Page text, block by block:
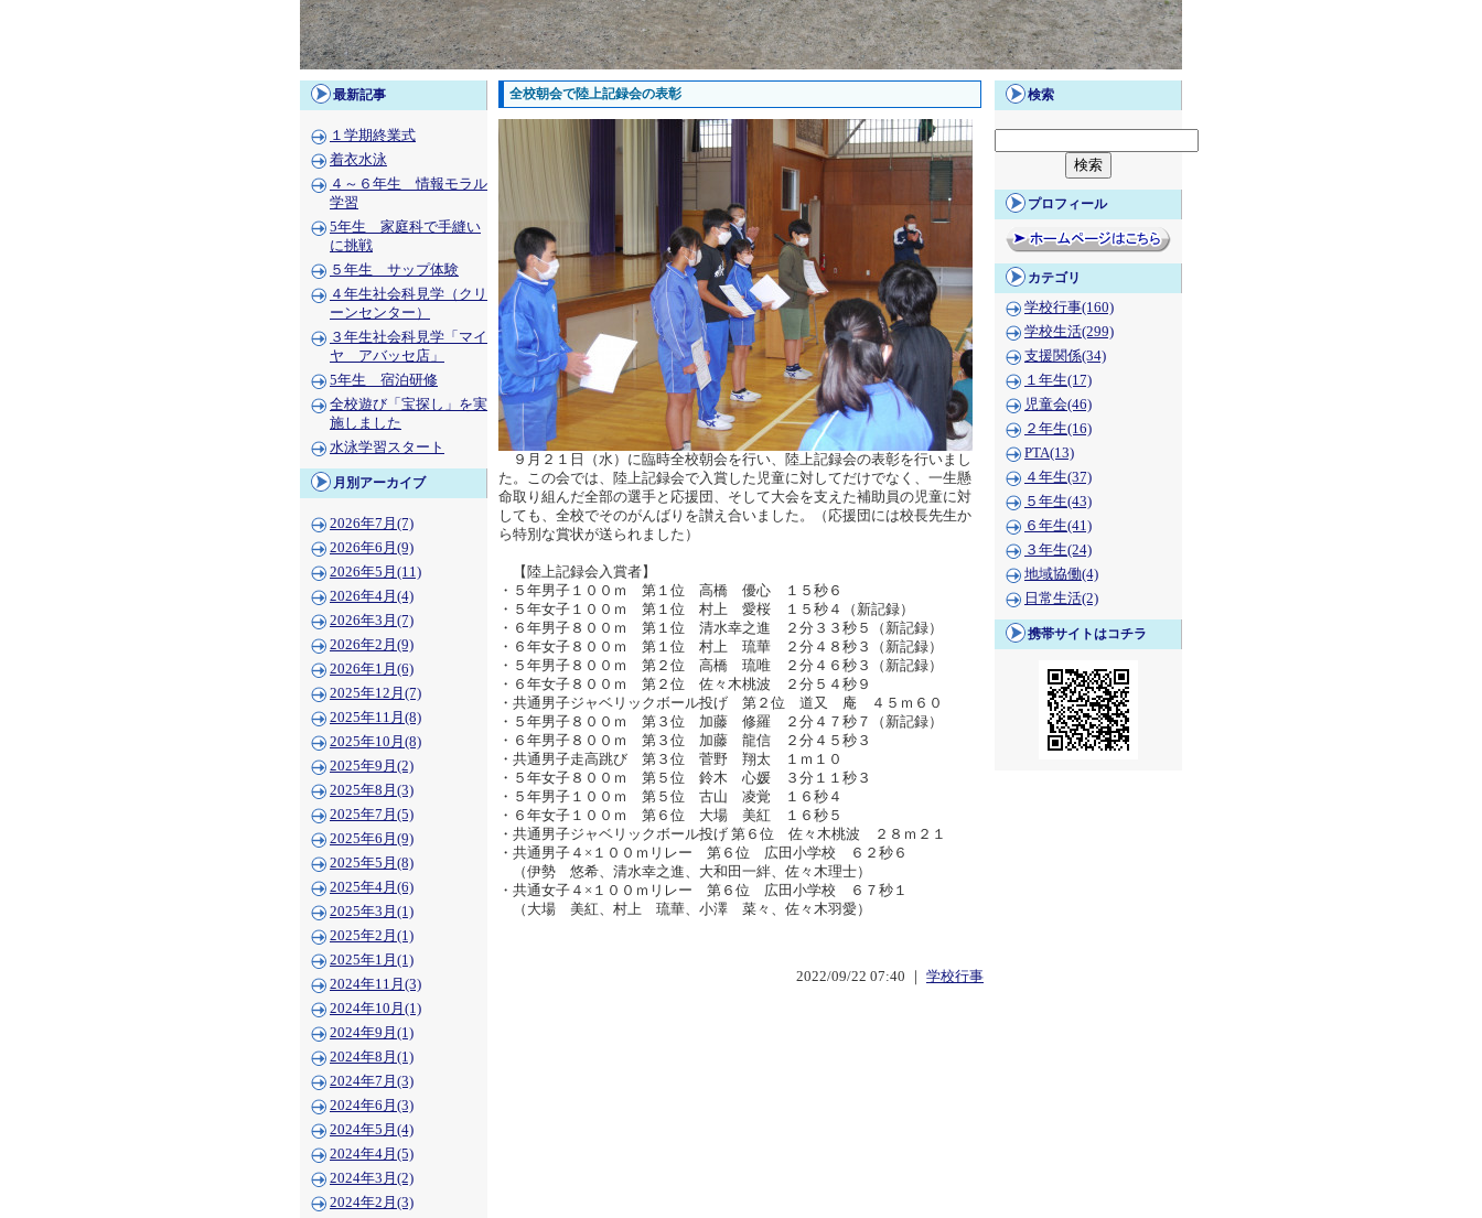
最新記事
１学期終業式
着衣水泳
４～６年生 情報モラル
学習
5年生 家庭科で手縫い
に挑戦
５年生 サップ体験
４年生社会科見学（クリ
ーンセンター）
３年生社会科見学「マイ
ヤ アバッセ店」
5年生 宿泊研修
全校遊び「宝探し」を実
施しました
水泳学習スタート
月別アーカイブ
2026年7月(7)
2026年6月(9)
2026年5月(11)
2026年4月(4)
2026年3月(7)
2026年2月(9)
2026年1月(6)
2025年12月(7)
2025年11月(8)
2025年10月(8)
2025年9月(2)
2025年8月(3)
2025年7月(5)
2025年6月(9)
2025年5月(8)
2025年4月(6)
2025年3月(1)
2025年2月(1)
2025年1月(1)
2024年11月(3)
2024年10月(1)
2024年9月(1)
2024年8月(1)
2024年7月(3)
2024年6月(3)
2024年5月(4)
2024年4月(5)
2024年3月(2)
2024年2月(3)
検索
プロフィール
カテゴリ
学校行事(160)
学校生活(299)
支援関係(34)
１年生(17)
児童会(46)
２年生(16)
PTA(13)
４年生(37)
５年生(43)
６年生(41)
３年生(24)
地域協働(4)
日常生活(2)
携帯サイトはコチラ
全校朝会で陸上記録会の表彰
９月２１日（水）に臨時全校朝会を行い、陸上記録会の表彰を行いまし
た。この会では、陸上記録会で入賞した児童に対してだけでなく、一生懸
命取り組んだ全部の選手と応援団、そして大会を支えた補助員の児童に対
しても、全校でそのがんばりを讃え合いました。（応援団には校長先生か
ら特別な賞状が送られました）
【陸上記録会入賞者】
・５年男子１００ｍ 第１位 高橋 優心 １５秒６
・５年女子１００ｍ 第１位 村上 愛桜 １５秒４（新記録）
・６年男子８００ｍ 第１位 清水幸之進 ２分３３秒５（新記録）
・６年女子８００ｍ 第１位 村上 琉華 ２分４８秒３（新記録）
・５年男子８００ｍ 第２位 高橋 琉唯 ２分４６秒３（新記録）
・６年女子８００ｍ 第２位 佐々木桃波 ２分５４秒９
・共通男子ジャベリックボール投げ 第２位 道又 庵 ４５ｍ６０
・５年男子８００ｍ 第３位 加藤 修羅 ２分４７秒７（新記録）
・６年男子８００ｍ 第３位 加藤 龍信 ２分４５秒３
・共通男子走高跳び 第３位 菅野 翔太 １ｍ１０
・５年女子８００ｍ 第５位 鈴木 心媛 ３分１１秒３
・５年男子１００ｍ 第５位 古山 凌覚 １６秒４
・６年女子１００ｍ 第６位 大場 美紅 １６秒５
・共通男子ジャベリックボール投げ 第６位 佐々木桃波 ２８ｍ２１
・共通男子４×１００ｍリレー 第６位 広田小学校 ６２秒６
（伊勢 悠希、清水幸之進、大和田一絆、佐々木理士）
・共通女子４×１００ｍリレー 第６位 広田小学校 ６７秒１
（大場 美紅、村上 琉華、小澤 菜々、佐々木羽愛）
2022/09/22 07:40 ｜ 学校行事